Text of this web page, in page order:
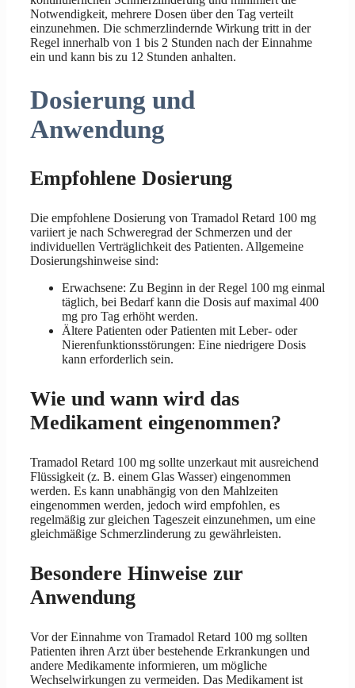
Notwendigkeit, mehrere Dosen über den Tag verteilt
einzunehmen. Die schmerzlindernde Wirkung tritt in der
Regel innerhalb von 1 bis 2 Stunden nach der Einnahme
ein und kann bis zu 12 Stunden anhalten.
Dosierung und
Anwendung
Empfohlene Dosierung
Die empfohlene Dosierung von Tramadol Retard 100 mg
variiert je nach Schweregrad der Schmerzen und der
individuellen Verträglichkeit des Patienten. Allgemeine
Dosierungshinweise sind:
Erwachsene: Zu Beginn in der Regel 100 mg einmal
täglich, bei Bedarf kann die Dosis auf maximal 400
mg pro Tag erhöht werden.
Ältere Patienten oder Patienten mit Leber- oder
Nierenfunktionsstörungen: Eine niedrigere Dosis
kann erforderlich sein.
Wie und wann wird das
Medikament eingenommen?
Tramadol Retard 100 mg sollte unzerkaut mit ausreichend
Flüssigkeit (z. B. einem Glas Wasser) eingenommen
werden. Es kann unabhängig von den Mahlzeiten
eingenommen werden, jedoch wird empfohlen, es
regelmäßig zur gleichen Tageszeit einzunehmen, um eine
gleichmäßige Schmerzlinderung zu gewährleisten.
Besondere Hinweise zur
Anwendung
Vor der Einnahme von Tramadol Retard 100 mg sollten
Patienten ihren Arzt über bestehende Erkrankungen und
andere Medikamente informieren, um mögliche
Wechselwirkungen zu vermeiden. Das Medikament ist